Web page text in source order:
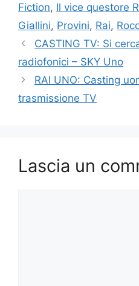
Fiction, Il vice questore
Giallini, Provini, Rai,
CASTING TV: Si
radiofonici – SKY Uno
RAI UNO: Casting
trasmissione TV
Lascia un